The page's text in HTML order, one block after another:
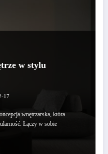
w stylu
17
wnętrzarska, która
Łączy w sobie